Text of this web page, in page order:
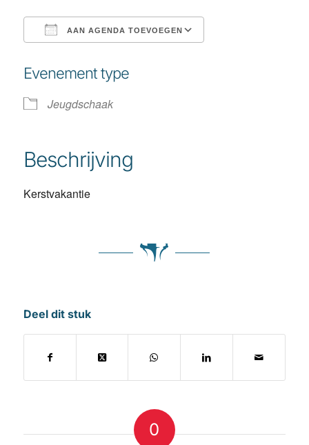
AAN AGENDA TOEVOEGEN
Evenement type
Jeugdschaak
Beschrijving
Kerstvakantie
Deel dit stuk
0